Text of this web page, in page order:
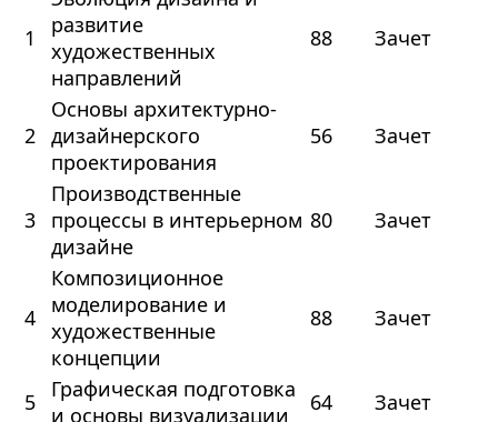
1
развитие
художественных
направлений
88 Зачет
2
Основы архитектурно-
дизайнерского
проектирования
56 Зачет
3
Производственные
процессы в интерьерном
дизайне
80 Зачет
4
Композиционное
моделирование и
художественные
концепции
88 Зачет
5
Графическая подготовка
и основы визуализации
64 Зачет